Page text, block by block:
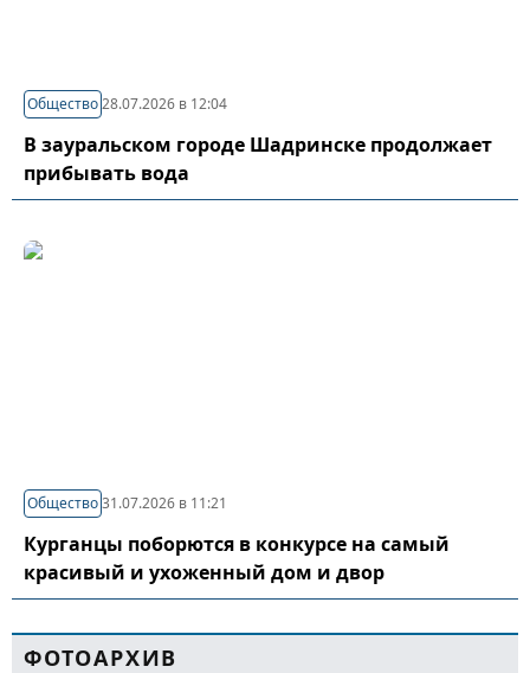
Общество28.07.2026 в 12:04
В зауральском городе Шадринске продолжает
прибывать вода
Общество31.07.2026 в 11:21
Курганцы поборются в конкурсе на самый
красивый и ухоженный дом и двор
ФОТОАРХИВ